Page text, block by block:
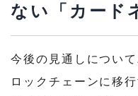
ない「カード
今後の見通しについ
ロックチェーンに移